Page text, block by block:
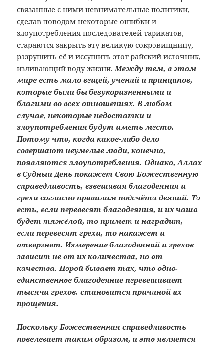
связанные с ними невнимательные политики,
сделав поводом некоторые ошибки и
злоупотребления последователей тарикатов,
стараются закрыть эту великую сокровищницу,
разрушить её и иссушить этот райский источник,
изливающий воду жизни. Между тем, в этом
мире есть мало вещей, учений и принципов,
которые были бы безукоризненными и
благими во всех отношениях. В любом
случае, некоторые недостатки и
злоупотребления будут иметь место.
Потому что, когда какое-либо дело
совершают неумелые люди, конечно,
появляются злоупотребления. Однако, Аллах
в Судный День покажет Свою Божественную
справедливость, взвешивая благодеяния и
грехи согласно правилам подсчёта деяний. То
есть, если перевесят благодеяния, и их чаша
будет тяжёлой, то примет и наградит,
если перевесят грехи, то накажет и
отвергнет. Измерение благодеяний и грехов
зависит не от их количества, но от
качества. Порой бывает так, что одно-
единственное благодеяние перевешивает
тысячи грехов, становится причиной их
прощения.
Поскольку Божественная справедливость
повелевает таким образом, и это является